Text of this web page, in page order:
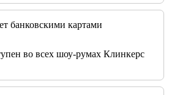
банковскими картами
во всех шоу-румах Клинкерс